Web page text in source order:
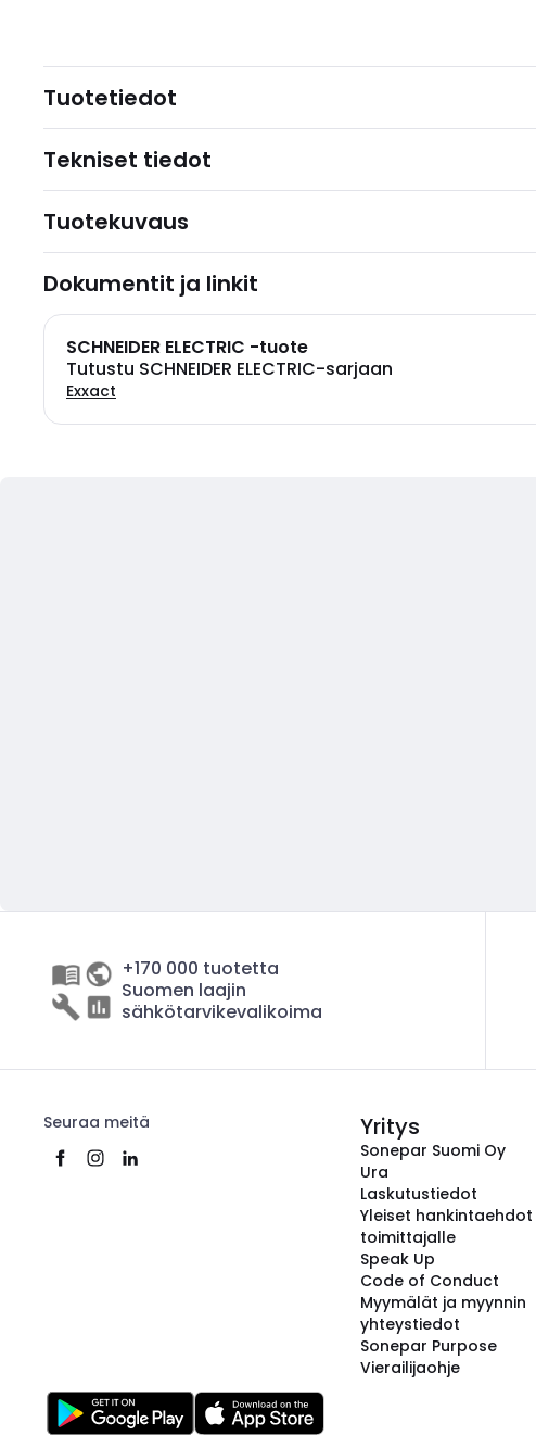
Tuotetiedot
Tekniset tiedot
Tuotekuvaus
Dokumentit ja linkit
SCHNEIDER ELECTRIC -tuote
Tutustu SCHNEIDER ELECTRIC-sarjaan
Exxact
+170 000 tuotetta
Suomen laajin
sähkötarvikevalikoima
Seuraa meitä Yritys
Sonepar Suomi Oy
Ura
Laskutustiedot
Yleiset hankintaehdot
toimittajalle
Speak Up
Code of Conduct
Myymälät ja myynnin
yhteystiedot
Sonepar Purpose
Vierailijaohje